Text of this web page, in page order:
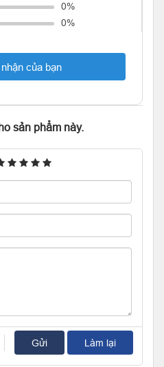
0%
0%
của bạn
sản phẩm này.
Gửi Làm lại